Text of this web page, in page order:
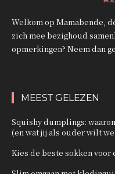
Welkom op Mamabende,
zich mee bezighoud
opmerkingen? Neem dan
MEEST GELEZEN
Squishy dumplings:
(en wat jij als ouder wilt
Kies de beste sokken